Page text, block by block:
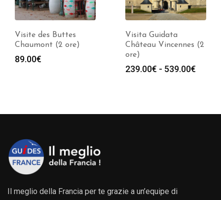
Visite des Buttes
Chaumont (2 ore)
89.00€
Visita Guidata
Château Vincennes (2
ore)
239.00€ - 539.00€
Il meglio della Francia per te grazie a un’equipe di